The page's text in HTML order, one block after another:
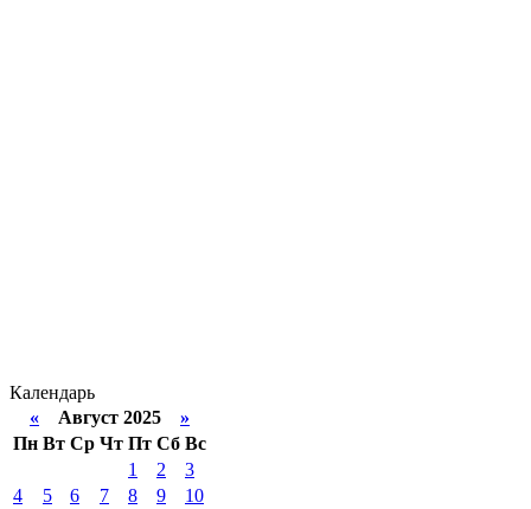
Календарь
« Август 2025 »
Пн Вт Ср Чт Пт Сб Вс
1
2
3
4
5 6 7 8 9
10